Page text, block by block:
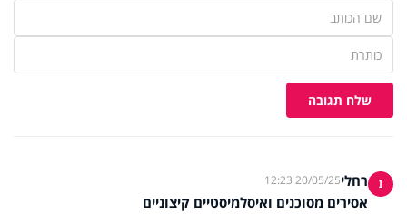
שלח תגובה
1 רחלי20/05/25 12:23
אסירים מסוכנים ואיסלמיסטיים קיצוניים